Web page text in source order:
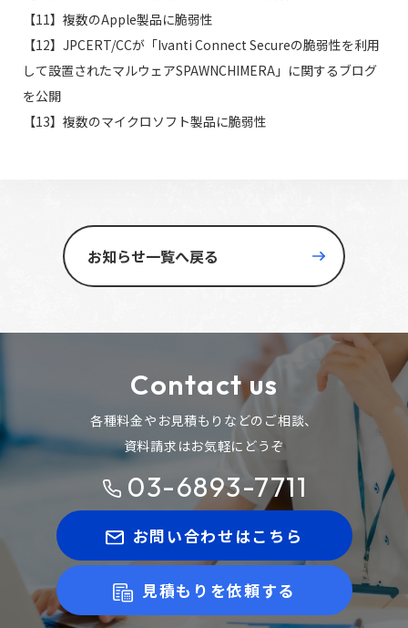
【11】複数のApple製品に脆弱性
【12】JPCERT/CCが「Ivanti Connect Secureの脆弱性を利用
して設置されたマルウェアSPAWNCHIMERA」に関するブログ
を公開
【13】複数のマイクロソフト製品に脆弱性
お知らせ一覧へ戻る
Contact us
各種料金やお見積もりなどのご相談、
資料請求はお気軽にどうぞ
03-6893-7711
お問い合わせはこちら
見積もりを依頼する